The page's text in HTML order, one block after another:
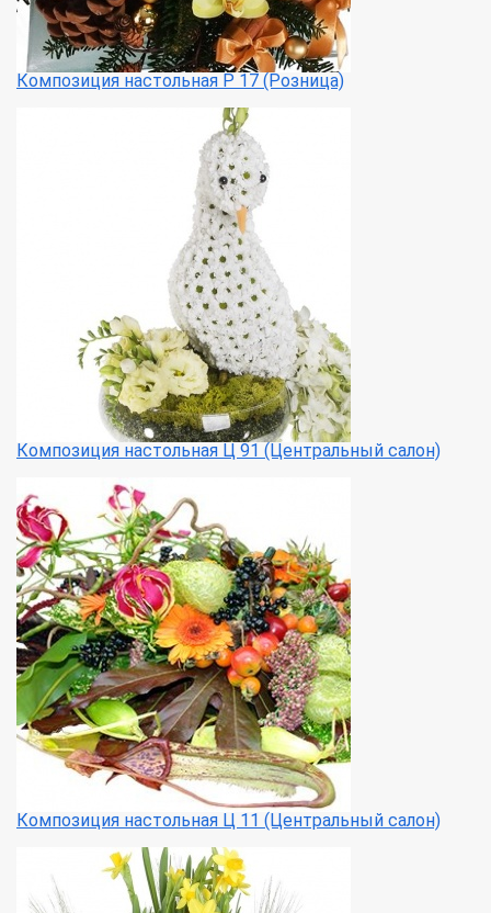
Композиция настольная Р 17 (Розница)
Композиция настольная Ц 91 (Центральный салон)
Композиция настольная Ц 11 (Центральный салон)